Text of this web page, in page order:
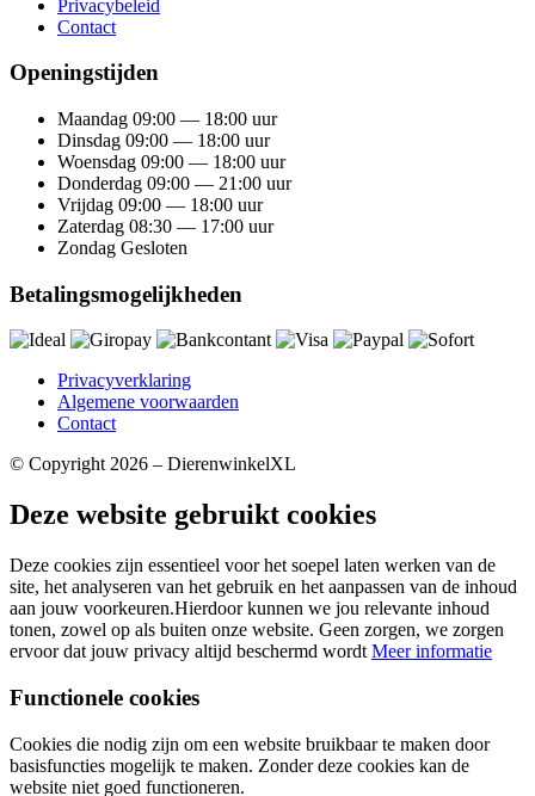
Privacybeleid
Contact
Openingstijden
Maandag 09:00 — 18:00 uur
Dinsdag 09:00 — 18:00 uur
Woensdag 09:00 — 18:00 uur
Donderdag 09:00 — 21:00 uur
Vrijdag 09:00 — 18:00 uur
Zaterdag 08:30 — 17:00 uur
Zondag Gesloten
Betalingsmogelijkheden
Privacyverklaring
Algemene voorwaarden
Contact
© Copyright 2026 – DierenwinkelXL
Deze website gebruikt cookies
Deze cookies zijn essentieel voor het soepel laten werken van de
site, het analyseren van het gebruik en het aanpassen van de inhoud
aan jouw voorkeuren.Hierdoor kunnen we jou relevante inhoud
tonen, zowel op als buiten onze website. Geen zorgen, we zorgen
ervoor dat jouw privacy altijd beschermd wordt Meer informatie
Functionele cookies
Cookies die nodig zijn om een website bruikbaar te maken door
basisfuncties mogelijk te maken. Zonder deze cookies kan de
website niet goed functioneren.